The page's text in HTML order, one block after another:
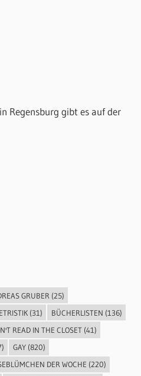
Regensburg gibt es auf der
GRUBER (25)
(31) BÜCHERLISTEN (136)
READ IN THE CLOSET(41)
GAY(820)
DER WOCHE (220)